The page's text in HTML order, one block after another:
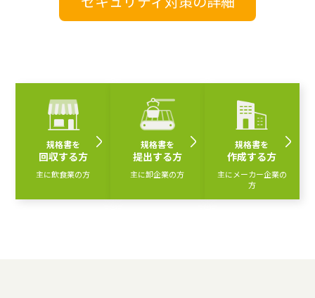
規格書を
回収する方
主に飲食業の方
規格書を
提出する方
主に卸企業の方
規格書を
作成する方
主にメーカー企業の
方